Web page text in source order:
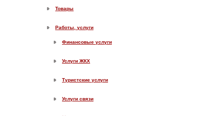
Товары
Работы, услуги
Финансовые услуги
Услуги ЖКХ
Туристские услуги
Услуги связи